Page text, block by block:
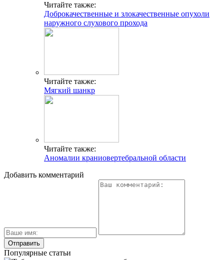
Читайте также:
Доброкачественные и злокачественные опухоли
наружного слухового прохода
Читайте также:
Мягкий шанкр
Читайте также:
Аномалии краниовертебральной области
Добавить комментарий
Популярные статьи